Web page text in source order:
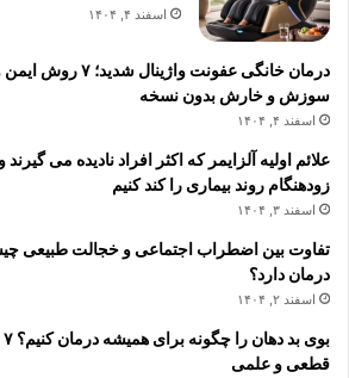
اسفند ۴, ۱۴۰۴
درمان خانگی عفونت
سوزش و خارش بدون نسخه
اسفند ۴, ۱۴۰۴
علائم اولیه آلزایمر که اکثر افراد نادیده می
زودهنگام روند بیماری را کند کنیم
اسفند ۳, ۱۴۰۴
تفاوت بین اضطراب اجتماعی و خجالت طبیعی
درمان دارد؟
اسفند ۲, ۱۴۰۴
قطعی و علمی